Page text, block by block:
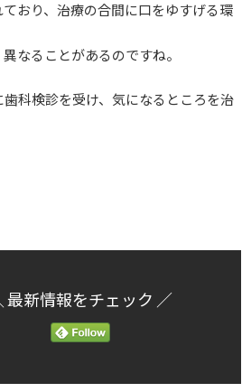
おり、治療の合間に口をゆすげる環
なることがあるのですね。
科検診を受け、気になるところを治
最新情報をチェック ／